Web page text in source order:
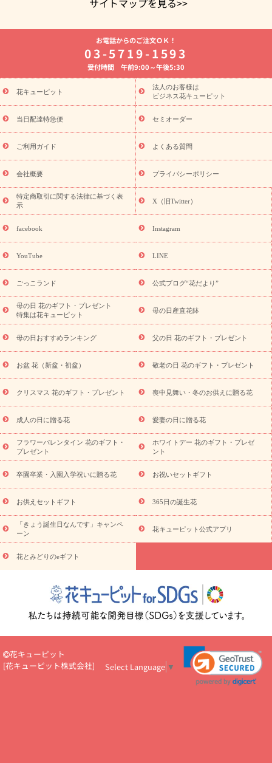
よく贈られる花
お祝いの花特集
誕生日フラワーギフト特集
8月の誕生花(トルコキキョウ)
開店・開業祝い
お供え・お悔やみ お供え・お悔やみの花
通夜・葬儀に贈る花 胡蝶蘭・花鉢
ーブドフラワー
季節のイベント
ひまわり ギフト・プレゼント
特集
お盆 花（新盆・初盆） 季節のイベント
お盆 花（新
盆・初盆）
お盆 花（新盆・初盆）
お盆・お供え 花とセットギ
フト
お盆・お供え プリザーブドフラワー
ひまわり ギフト・プ
レゼント特集
夏の花贈り・お中元・暑中見舞い 花のギフト特集
敬老の日におくる花ギフト・プレゼント特集
花ギフト・プレゼント特集
敬老の日 花のおすすめランキング
敬
老の日 花鉢植えのギフト・プレゼント特集
敬老の日 花とセットギ
フト・プレゼント特集
敬老の日の花 全てのギフト一覧
キャン
ペーン
映画『ウォーターガーディアンズ』コラボキャンペーン
「きょう誕生日なんです」キャンペーン
誕生日の花を探す
誕生日フラワーギフト 誕生日フラワーギフト特集
(トルコキキョウ)
9月の誕生花(リンドウ)
ら探す
お祝いの花特集 当日配達特急便 お祝い商品一覧
念日
結婚祝い 出産祝い 退院祝い・快気祝い
寿祝い
プチギフト ペットのお祝いフラワー
供え・お悔やみ商品一覧
お供え・お悔やみの花
四十九日法要以
お供え プリザーブドフラワー
ペットのお供えフラワー
お盆（新
盆・初盆）
その他 お祝い返し お見舞い
お取り寄せギフト
ビジネス用
ご自宅用 観葉植物 ミディ胡蝶蘭
プリザーブ
ドフラワー
スタイルから探す アレンジメント 花束
スタ
ンド花
お祝い お供え・お悔やみ 胡蝶蘭 胡蝶蘭・花鉢
ディ胡蝶蘭・お祝い
ミディ胡蝶蘭・お供え
世界初の青色胡蝶蘭
観葉植物
観葉植物 産直多肉植物
プリザーブドフラワー
お祝い
お供え・お悔やみ 花とセットギフト
セミオーダー
プチギフト（hanamore -ハナモア-）
花とみどりのeギフト
キューピットのeGfit
カラー ピンク イエローオレンジ
レッ
ド
お花の種類 トルコキキョウ
お祝い お祝い・3000円～ お祝い・4000円～
お祝い・
5000円～
お祝い・7000円～ お祝い・ 10000円～
お供え・お
悔やみ
円～
お供え・お悔やみ・
読み物
いのマナー
定年退職祝いのマナー
お祝いを贈るときのマナー・
花キューピットのお祝いコラム一覧
誕生日のお花を「色
彩心理学」で選ぶ方法
結婚祝いの予算相場
出産祝いお役立ち情
ール
新築引っ越し祝いコラム お祝い花のマナー総まとめ
職
場上司や先輩へ贈るお祝い花の正解は？
開店祝いの花 選び方ガイ
お電話からのご注文ＯＫ！
03-5719-1593
受付時間 午前9:00～午後5:30
花キューピット
法人のお客様は
ビジネス花キューピット
当日配達特急便 セミオーダー
ご利用ガイド よくある質問
会社概要 プライバシーポリシー
特定商取引に関する法律に基づく表
示
X（旧Twitter）
facebook Instagram
YouTube LINE
ごっこランド 公式ブログ“花だより”
母の日 花のギフト・プレゼント
特集は花キューピット
母の日産直花鉢
母の日おすすめランキング 父の日 花のギフト・プレゼント
お盆 花（新盆・初盆） 敬老の日 花のギフト・プレゼント
クリスマス 花のギフト・プレゼント 喪中見舞い・冬のお供えに贈る花
成人の日に贈る花 愛妻の日に贈る花
フラワーバレンタイン 花のギフト・
プレゼント
ホワイトデー 花のギフト・プレゼ
ント
卒園卒業・入園入学祝いに贈る花 お祝いセットギフト
お供えセットギフト 365日の誕生花
「きょう誕生日なんです」キャンペ
ーン
花キューピット公式アプリ
花とみどりのeギフト
花キューピット
[花キューピット株式会社] Select Language ▼